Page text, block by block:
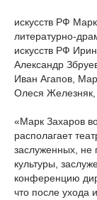
искусств РФ
литературно-
искусств РФ
Александр
Иван Агапов,
Олеся Железняк,
«Марк Захаров
располагает
заслуженных, не
культуры,
конференцию
что после ухода